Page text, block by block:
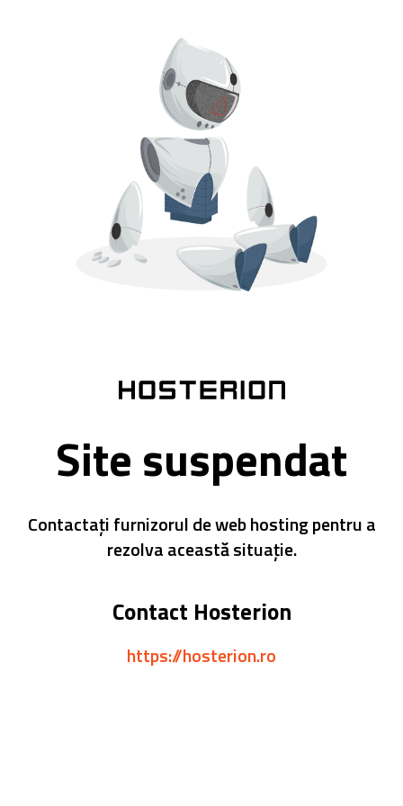
Site suspendat
Contactați furnizorul de web hosting pentru a
rezolva această situație.
Contact Hosterion
https://hosterion.ro